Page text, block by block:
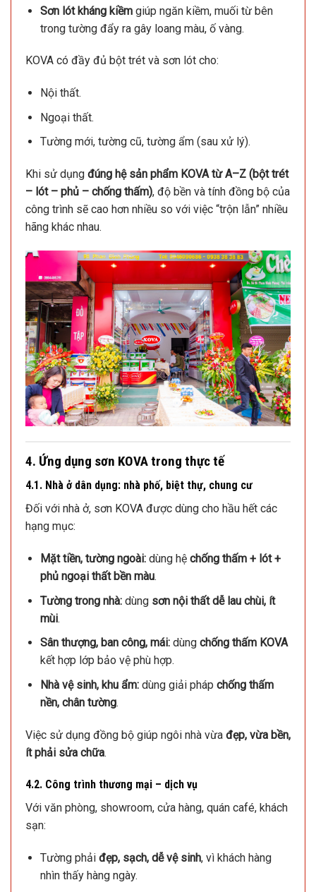
Sơn lót kháng kiềmgiúp ngăn kiềm, muối từ bên
trong tường đẩy ra gây loang màu, ố vàng.
KOVA có đầy đủ bột trét và sơn lót cho:
Nội thất.
Ngoại thất.
Tường mới, tường cũ, tường ẩm (sau xử lý).
Khi sử dụng đúng hệ sản phẩm KOVA từ A–Z (bột trét
– lót – phủ – chống thấm), độ bền và tính đồng bộ của
công trình sẽ cao hơn nhiều so với việc “trộn lẫn” nhiều
hãng khác nhau.
4. Ứng dụng sơn KOVA trong thực tế
4.1. Nhà ở dân dụng: nhà phố, biệt thự, chung cư
Đối với nhà ở, sơn KOVA được dùng cho hầu hết các
hạng mục:
Mặt tiền, tường ngoài:dùng hệ chống thấm + lót +
phủ ngoại thất bền màu.
Tường trong nhà:dùng sơn nội thất dễ lau chùi, ít
mùi.
Sân thượng, ban công, mái:dùng chống thấm KOVA
kết hợp lớp bảo vệ phù hợp.
Nhà vệ sinh, khu ẩm:dùng giải pháp chống thấm
nền, chân tường.
Việc sử dụng đồng bộ giúp ngôi nhà vừa đẹp, vừa bền,
ít phải sửa chữa.
4.2. Công trình thương mại – dịch vụ
Với văn phòng, showroom, cửa hàng, quán café, khách
sạn:
Tường phải đẹp, sạch, dễ vệ sinh, vì khách hàng
nhìn thấy hàng ngày.